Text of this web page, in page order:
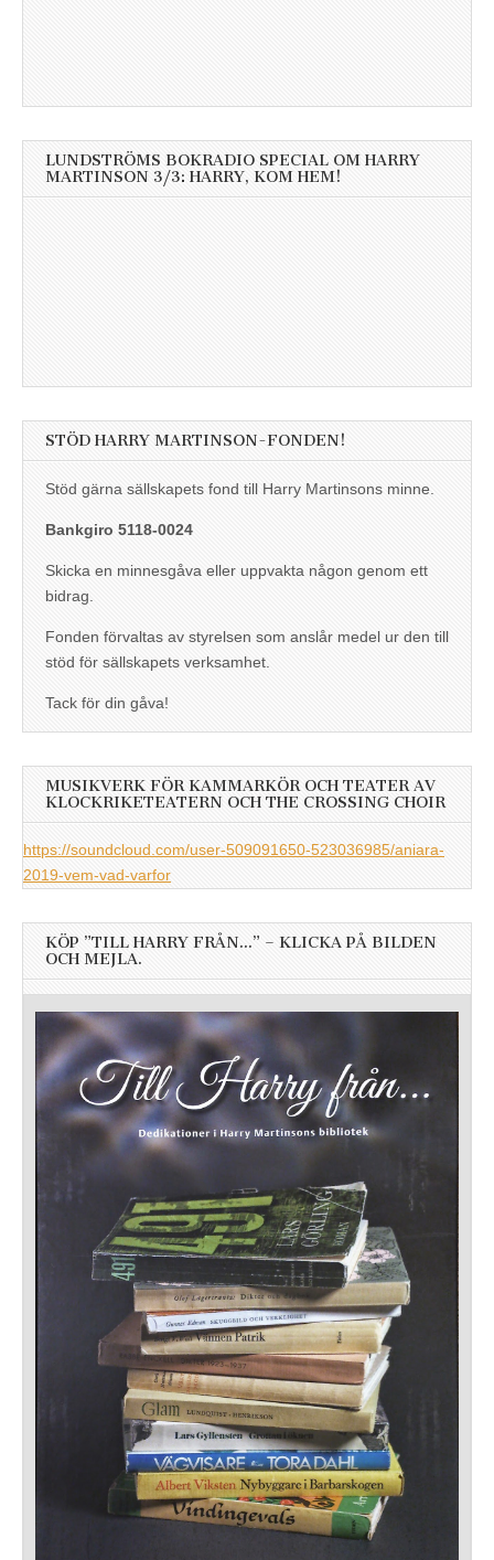
LUNDSTRÖMS BOKRADIO SPECIAL OM HARRY
MARTINSON 3/3: HARRY, KOM HEM!
STÖD HARRY MARTINSON-FONDEN!
Stöd gärna sällskapets fond till Harry Martinsons minne.
Bankgiro 5118-0024
Skicka en minnesgåva eller uppvakta någon genom ett
bidrag.
Fonden förvaltas av styrelsen som anslår medel ur den till
stöd för sällskapets verksamhet.
Tack för din gåva!
MUSIKVERK FÖR KAMMARKÖR OCH TEATER AV
KLOCKRIKETEATERN OCH THE CROSSING CHOIR
https://soundcloud.com/user-509091650-523036985/aniara-
2019-vem-vad-varfor
KÖP ”TILL HARRY FRÅN…” – KLICKA PÅ BILDEN
OCH MEJLA.